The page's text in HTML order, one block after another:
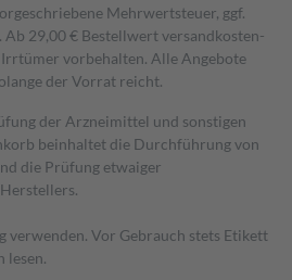
Mehrwertsteuer, ggf.
Ab 29,00 € Bestell­wert versand­kosten­
vorbehalten. Alle Angebote
der Vorrat reicht.
der Arzneimittel und sonstigen
beinhaltet die Durchführung von
die Prüfung etwaiger
verwenden. Vor Gebrauch stets Etikett
lesen.